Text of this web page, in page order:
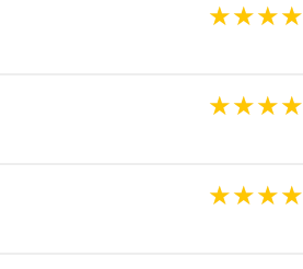
★★★★
★★★★
★★★★